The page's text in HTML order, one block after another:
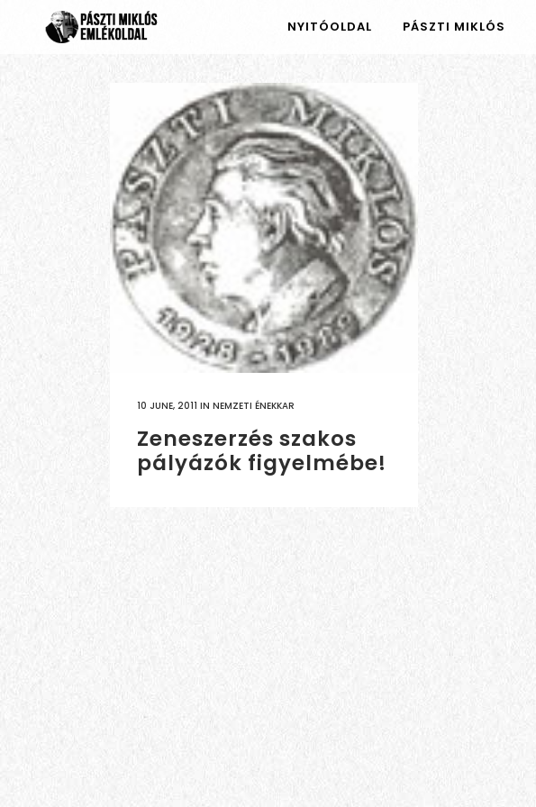
NYITÓOLDAL PÁSZTI MIKLÓS
10 JUNE, 2011 IN NEMZETI ÉNEKKAR
Zeneszerzés szakos
pályázók figyelmébe!